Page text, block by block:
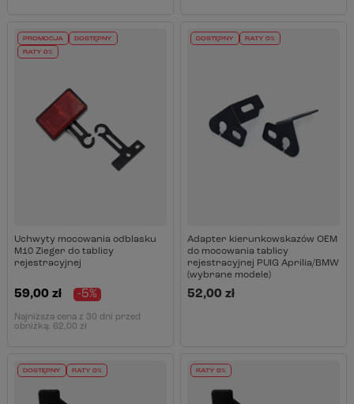
PROMOCJA DOSTĘPNY
RATY 0%
Uchwyty mocowania odblasku
M10 Zieger do tablicy
rejestracyjnej
59,00 zł -5%
Najniższa cena z 30 dni przed
obniżką: 62,00 zł
DOSTĘPNY RATY 0%
Adapter kierunkowskazów OEM
do mocowania tablicy
rejestracyjnej PUIG Aprilia/BMW
(wybrane modele)
52,00 zł
DOSTĘPNY RATY 0% RATY 0%